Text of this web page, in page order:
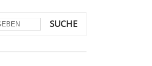
SUCHE